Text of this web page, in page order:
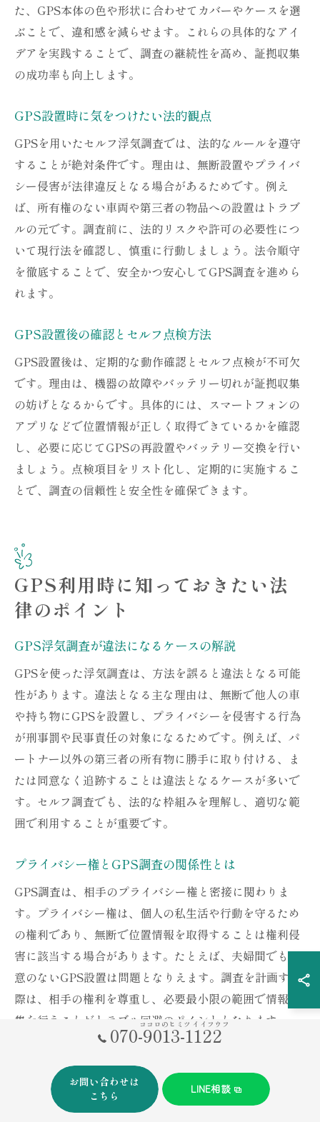
た、GPS本体の色や形状に合わせてカバーやケースを選
ぶことで、違和感を減らせます。これらの具体的なアイ
デアを実践することで、調査の継続性を高め、証拠収集
の成功率も向上します。
GPS設置時に気をつけたい法的観点
GPSを用いたセルフ浮気調査では、法的なルールを遵守
することが絶対条件です。理由は、無断設置やプライバ
シー侵害が法律違反となる場合があるためです。例え
ば、所有権のない車両や第三者の物品への設置はトラブ
ルの元です。調査前に、法的リスクや許可の必要性につ
いて現行法を確認し、慎重に行動しましょう。法令順守
を徹底することで、安全かつ安心してGPS調査を進めら
れます。
GPS設置後の確認とセルフ点検方法
GPS設置後は、定期的な動作確認とセルフ点検が不可欠
です。理由は、機器の故障やバッテリー切れが証拠収集
の妨げとなるからです。具体的には、スマートフォンの
アプリなどで位置情報が正しく取得できているかを確認
し、必要に応じてGPSの再設置やバッテリー交換を行い
ましょう。点検項目をリスト化し、定期的に実施するこ
とで、調査の信頼性と安全性を確保できます。
GPS利用時に知っておきたい法
律のポイント
GPS浮気調査が違法になるケースの解説
GPSを使った浮気調査は、方法を誤ると違法となる可能
性があります。違法となる主な理由は、無断で他人の車
や持ち物にGPSを設置し、プライバシーを侵害する行為
が刑事罰や民事責任の対象になるためです。例えば、パ
ートナー以外の第三者の所有物に勝手に取り付ける、ま
たは同意なく追跡することは違法となるケースが多いで
す。セルフ調査でも、法的な枠組みを理解し、適切な範
囲で利用することが重要です。
プライバシー権とGPS調査の関係性とは
GPS調査は、相手のプライバシー権と密接に関わりま
す。プライバシー権は、個人の私生活や行動を守るため
の権利であり、無断で位置情報を取得することは権利侵
害に該当する場合があります。たとえば、夫婦間でも同
意のないGPS設置は問題となりえます。調査を計画する
際は、相手の権利を尊重し、必要最小限の範囲で情報収
集を行うことがトラブル回避のポイントとなります。
GPSの利用可能な範囲は、設置対象や目的によって異な
ります。自身の所有物や同意を得た車両に限り、セルフ
070-9013-1122
ココロのヒミツ イイフウフ
お問い合わせは
こちら
LINE相談